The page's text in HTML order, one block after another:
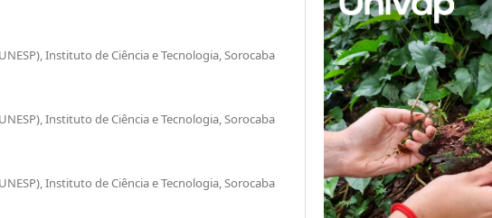
Instituto de Ciência e Tecnologia, Sorocaba
Instituto de Ciência e Tecnologia, Sorocaba
Instituto de Ciência e Tecnologia, Sorocaba